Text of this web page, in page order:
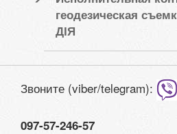
геодезическая
ДІЯ
Звоните (viber/telegram):
097-57-246-57